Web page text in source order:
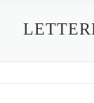
UNSER